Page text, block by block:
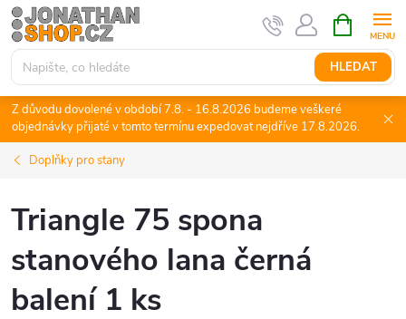
Přejít
na
obsah
HLEDAT
NÁKUPNÍ
KOŠÍK
Z důvodu dovolené v období 7.8. - 16.8.2026 budeme veškeré
objednávky přijaté v tomto termínu expedovat nejdříve 17.8.2026.
Doplňky pro stany
Triangle 75 spona
stanového lana černá
balení 1 ks